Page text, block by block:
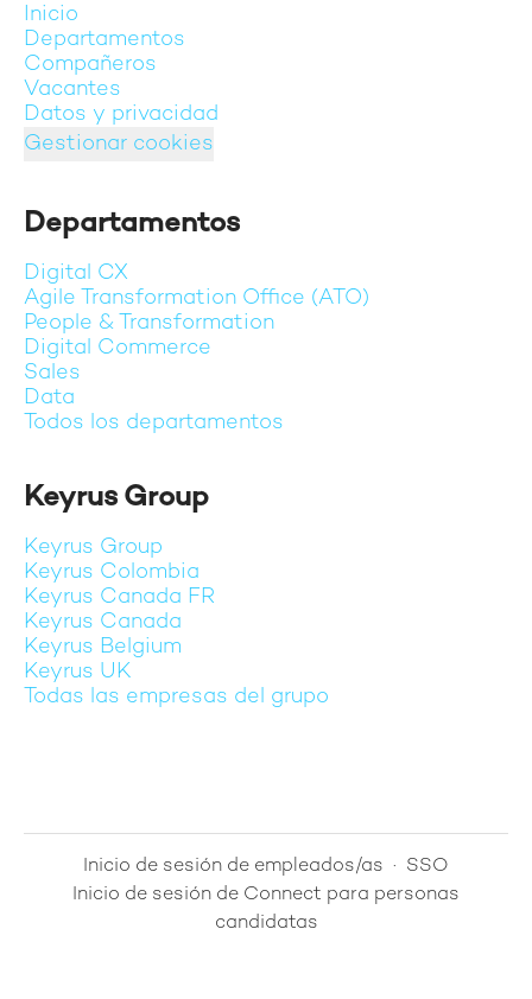
Inicio
Departamentos
Compañeros
Vacantes
Datos y privacidad
Gestionar cookies
Departamentos
Digital CX
Agile Transformation Office (ATO)
People & Transformation
Digital Commerce
Sales
Data
Todos los departamentos
Keyrus Group
Keyrus Group
Keyrus Colombia
Keyrus Canada FR
Keyrus Canada
Keyrus Belgium
Keyrus UK
Todas las empresas del grupo
Inicio de sesión de empleados/as · SSO
Inicio de sesión de Connect para personas
candidatas